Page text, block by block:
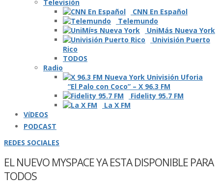
Televisión
CNN En Español
Telemundo
UniMás Nueva York
Univisión Puerto
Rico
TODOS
Radio
“El Palo con Coco” – X 96.3 FM
Fidelity 95.7 FM
La X FM
VíDEOS
PODCAST
REDES SOCIALES
EL NUEVO MYSPACE YA ESTA DISPONIBLE PARA
TODOS